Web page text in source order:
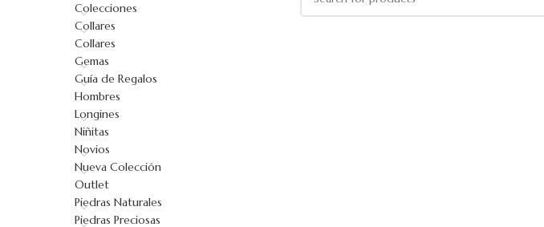
Colecciones
Collares
Collares
Gemas
Guía de Regalos
Hombres
Longines
Niñitas
Novios
Nueva Colección
Outlet
Piedras Naturales
Piedras Preciosas